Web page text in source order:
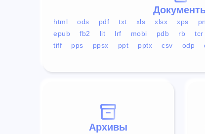
html ods pdf txt xls xlsx xps
epub
fb2 lit lrf mobi pdb rb tcr
tiff
pps ppsx ppt pptx csv odp
Архивы